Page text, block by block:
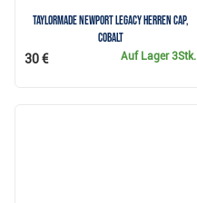
TaylorMade Newport Legacy Herren Cap,
cobalt
Auf Lager3Stk.
30 €